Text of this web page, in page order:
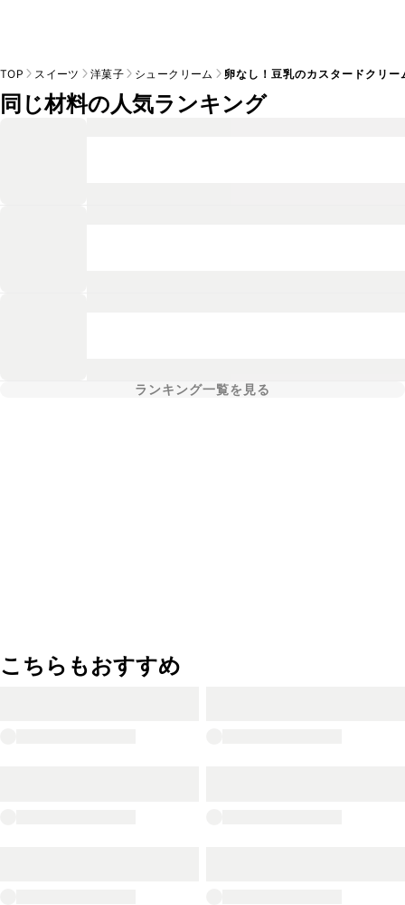
TOP スイーツ 洋菓子 シュークリーム 卵なし！豆乳のカスタードクリー
同じ材料の人気ランキング
ランキング一覧を見る
こちらもおすすめ